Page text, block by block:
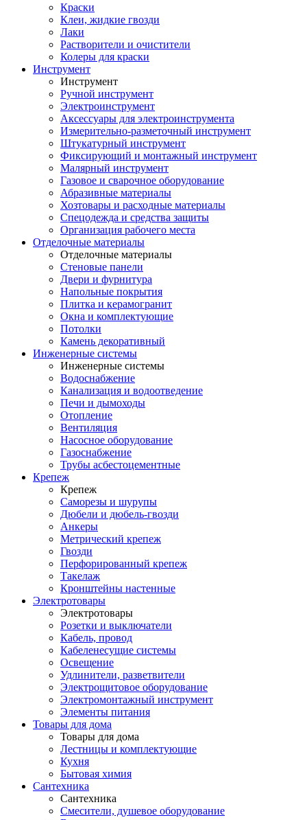
Краски
Клеи, жидкие гвозди
Лаки
Растворители и очистители
Колеры для краски
Инструмент
Инструмент
Ручной инструмент
Электроинструмент
Аксессуары для электроинструмента
Измерительно-разметочный инструмент
Штукатурный инструмент
Фиксирующий и монтажный инструмент
Малярный инструмент
Газовое и сварочное оборудование
Абразивные материалы
Хозтовары и расходные материалы
Спецодежда и средства защиты
Организация рабочего места
Отделочные материалы
Отделочные материалы
Стеновые панели
Двери и фурнитура
Напольные покрытия
Плитка и керамогранит
Окна и комплектующие
Потолки
Камень декоративный
Инженерные системы
Инженерные системы
Водоснабжение
Канализация и водоотведение
Печи и дымоходы
Отопление
Вентиляция
Насосное оборудование
Газоснабжение
Трубы асбестоцементные
Крепеж
Крепеж
Саморезы и шурупы
Дюбели и дюбель-гвозди
Анкеры
Метрический крепеж
Гвозди
Перфорированный крепеж
Такелаж
Кронштейны настенные
Электротовары
Электротовары
Розетки и выключатели
Кабель, провод
Кабеленесущие системы
Освещение
Удлинители, разветвители
Электрощитовое оборудование
Электромонтажный инструмент
Элементы питания
Товары для дома
Товары для дома
Лестницы и комплектующие
Кухня
Бытовая химия
Сантехника
Сантехника
Смесители, душевое оборудование